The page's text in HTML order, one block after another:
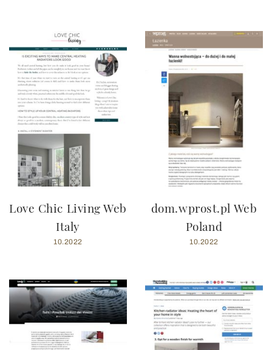
Love Chic Living Web
Italy
10.2022
dom.wprost.pl Web
Poland
10.2022